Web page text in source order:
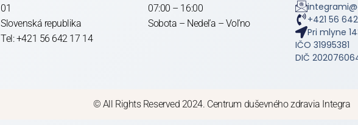
01
Slovenská republika
Tel: +421 56 642 17 14
07:00 – 16:00
Sobota – Nedeľa – Voľno
+421 56
Pri mlyne
IČO 31995381
DIČ
© All Rights Reserved 2024. Centrum duševného zdravia Integra